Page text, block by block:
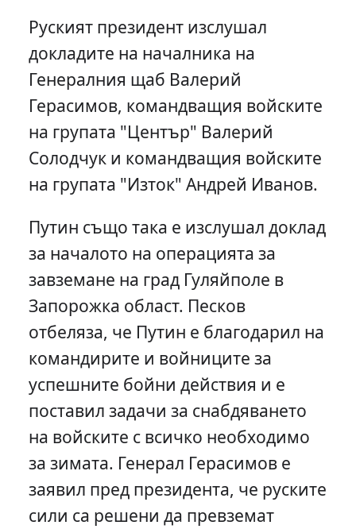
Руският президент изслушал
докладите на началника на
Генералния щаб Валерий
Герасимов, командващия войските
на групата "Център" Валерий
Солодчук и командващия войските
на групата "Изток" Андрей Иванов.
Путин също така е изслушал доклад
за началото на операцията за
завземане на град Гуляйполе в
Запорожка област. Песков
отбеляза, че Путин е благодарил на
командирите и войниците за
успешните бойни действия и е
поставил задачи за снабдяването
на войските с всичко необходимо
за зимата. Генерал Герасимов е
заявил пред президента, че руските
сили са решени да превземат